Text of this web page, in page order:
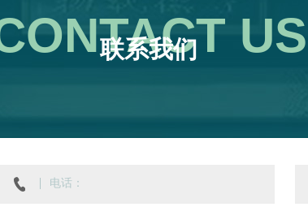
US
联系我们